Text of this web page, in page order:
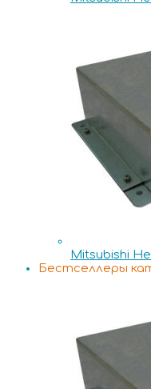
Mitsubishi
Бестселлеры